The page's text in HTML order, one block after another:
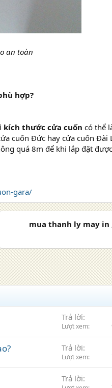
an toàn
hợp?
kích thước cửa cuốn có thể
cuốn Đức hay cửa cuốn Đài
quá 8m để khi lắp đặt
gara/
mua thanh ly may in
Trả lời
Lượt xem
Trả lời
Lượt xem
Trả lời